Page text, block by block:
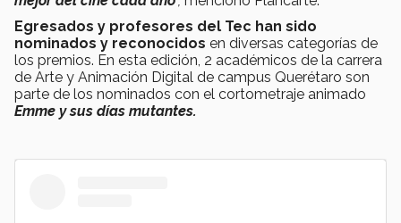
Egresados y profesores del Tec han sido
nominados y reconocidos en diversas categorías de
los premios. En esta edición, 2 académicos de la carrera
de Arte y Animación Digital de campus Querétaro son
parte de los nominados con el cortometraje animado
Emme y sus días mutantes.